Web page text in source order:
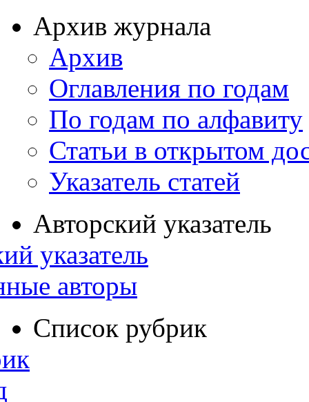
Архив журнала
Архив
Оглавления по годам
По годам по алфавиту
Статьи в открытом
Указатель статей
Авторский указатель
указатель
авторы
Список рубрик